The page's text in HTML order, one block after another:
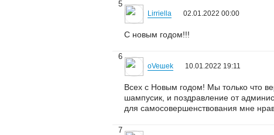
5
Lirriella 02.01.2022 00:00
С новым годом!!!
6
oVeшеk 10.01.2022 19:11
Всех с Новым годом! Мы только что
шампусик, и поздравление от
для самосовершенствования мне
7